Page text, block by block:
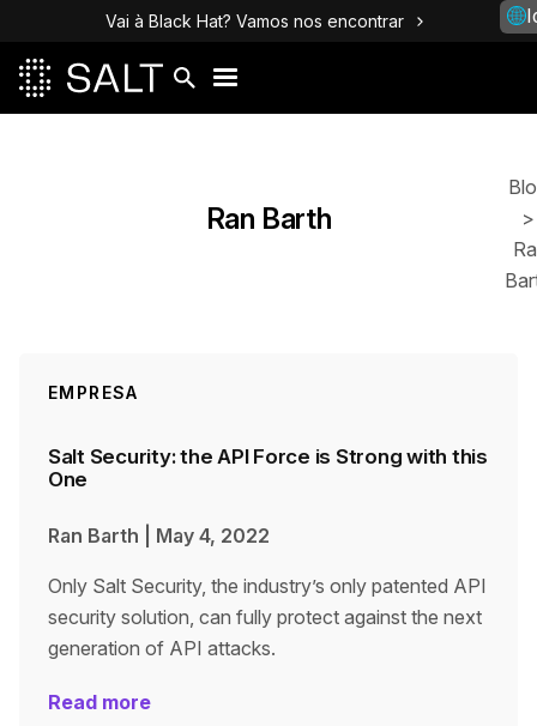
Vai à Black Hat? Vamos nos encontrar
Ran Barth
>
EMPRESA
Salt Security: the API Force is Strong with this
One
Ran Barth May 4, 2022
Only Salt Security, the industry’s only patented API
security solution, can fully protect against the next
generation of API attacks.
Read more